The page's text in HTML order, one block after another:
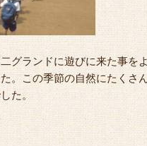
グランドに遊びに来た事を
。この季節の自然にたくさ
た。